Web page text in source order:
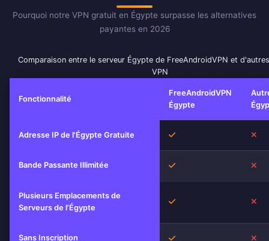
Pourquoi notre VPN gratuit en Égypte surpasse les alternatives
payantes en 2026
Comparaison entre le serveur Égypte de FreeAndroidVPN et
VPN
Fonctionnalité
FreeAndroidVPN
Égypte
Adresse IP de l'Égypte Gratuite Oui
Bande Passante Illimitée Oui
Plusieurs Emplacements de
Serveurs de l'Égypte
Oui
Sans Inscription Oui